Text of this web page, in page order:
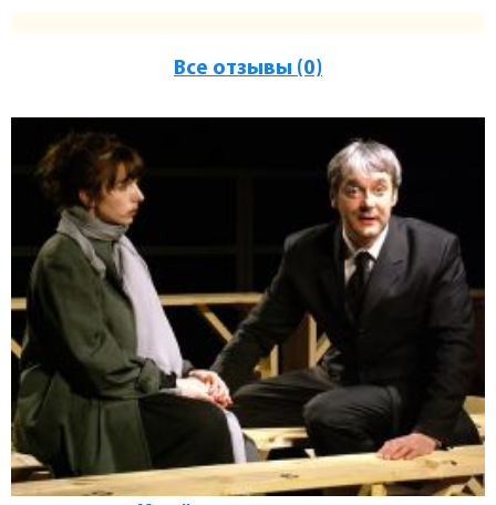
Все отзывы (0)